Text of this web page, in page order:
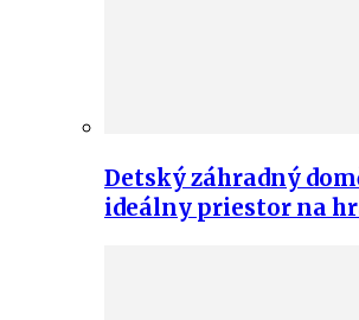
Detský záhradný
ideálny priestor na